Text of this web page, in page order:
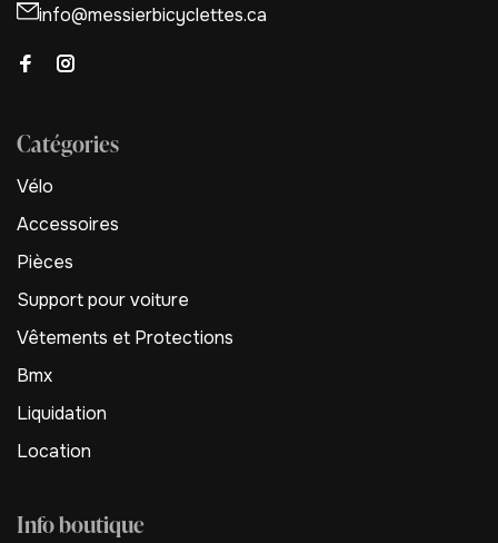
info@messierbicyclettes.ca
Catégories
Vélo
Accessoires
Pièces
Support pour voiture
Vêtements et Protections
Bmx
Liquidation
Location
Info boutique